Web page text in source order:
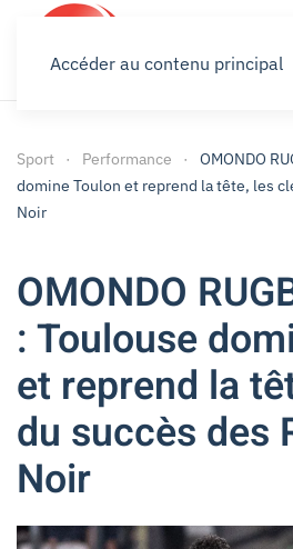
Accéder au contenu principal
Sport Performance
OMONDO
domine Toulon et reprend la tête, les
Noir
OMONDO
: Toulouse
et reprend la
du succès des
Noir